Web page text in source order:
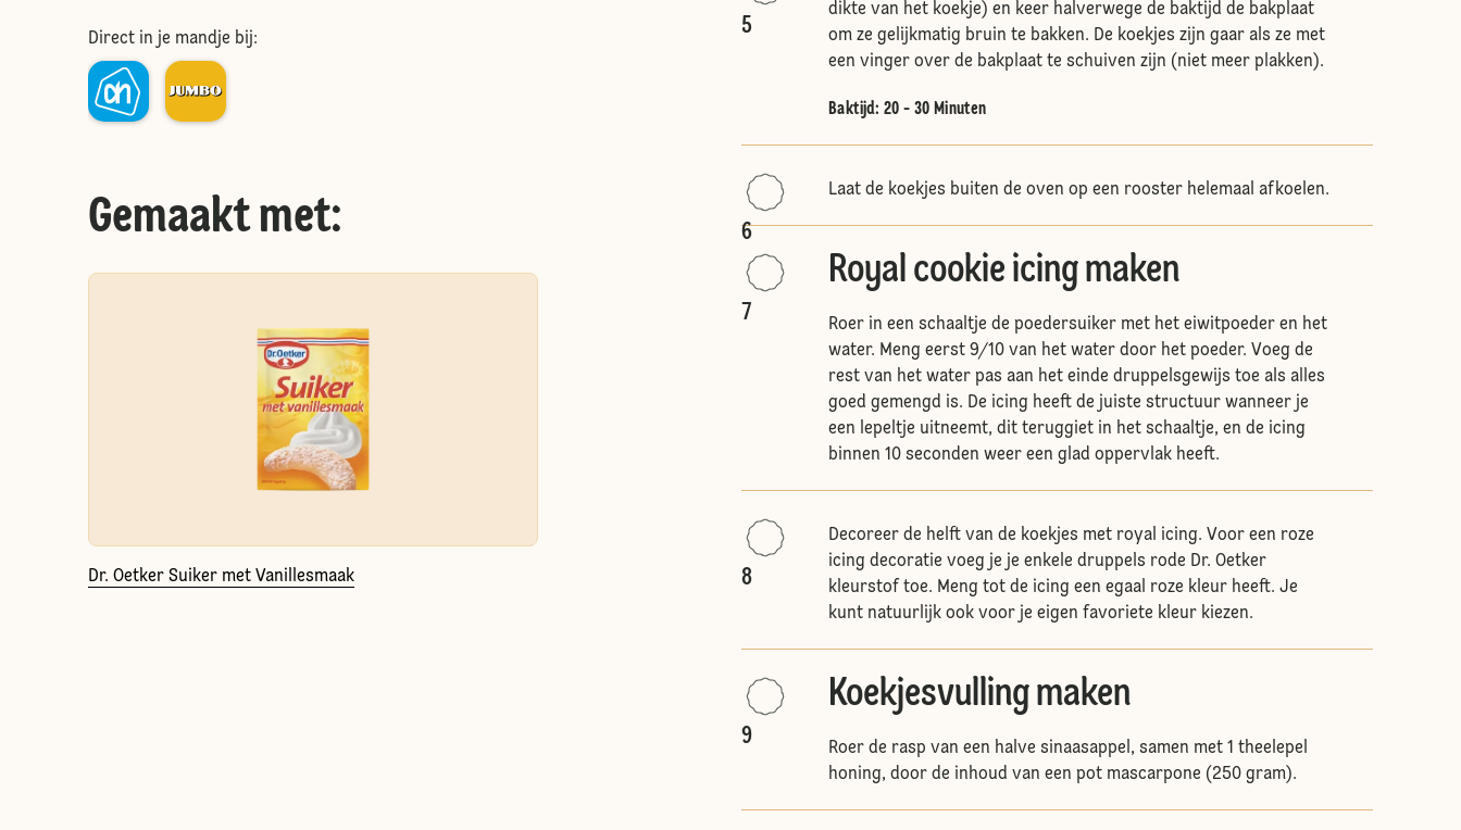
Direct in je mandje bij:
Gemaakt met:
Dr. Oetker Suiker met Vanillesmaak
5
dikte van het koekje) en keer halverwege de baktijd de bakplaat
om ze gelijkmatig bruin te bakken. De koekjes zijn gaar als ze met
een vinger over de bakplaat te schuiven zijn (niet meer plakken).
Baktijd: 20 - 30 Minuten
6
Laat de koekjes buiten de oven op een rooster helemaal afkoelen.
7
Royal cookie icing maken
Roer in een schaaltje de poedersuiker met het eiwitpoeder en het
water. Meng eerst 9/10 van het water door het poeder. Voeg de
rest van het water pas aan het einde druppelsgewijs toe als alles
goed gemengd is. De icing heeft de juiste structuur wanneer je
een lepeltje uitneemt, dit teruggiet in het schaaltje, en de icing
binnen 10 seconden weer een glad oppervlak heeft.
8
Decoreer de helft van de koekjes met royal icing. Voor een roze
icing decoratie voeg je je enkele druppels rode Dr. Oetker
kleurstof toe. Meng tot de icing een egaal roze kleur heeft. Je
kunt natuurlijk ook voor je eigen favoriete kleur kiezen.
9
Koekjesvulling maken
Roer de rasp van een halve sinaasappel, samen met 1 theelepel
honing, door de inhoud van een pot mascarpone (250 gram).